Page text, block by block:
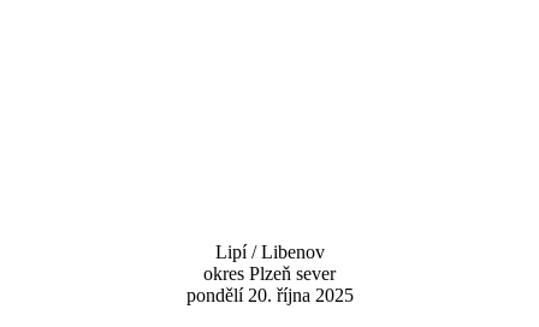
Lipí / Libenov
okres Plzeň sever
pondělí 20. října 2025